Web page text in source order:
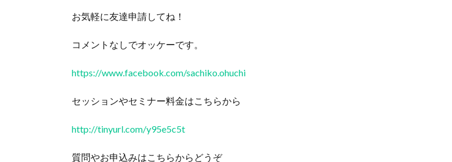
お気軽に友達申請してね！
コメントなしでオッケーです。
https://www.facebook.com/sachiko.ohuchi
セッションやセミナー料金はこちらから
http://tinyurl.com/y95e5c5t
質問やお申込みはこちらからどうぞ